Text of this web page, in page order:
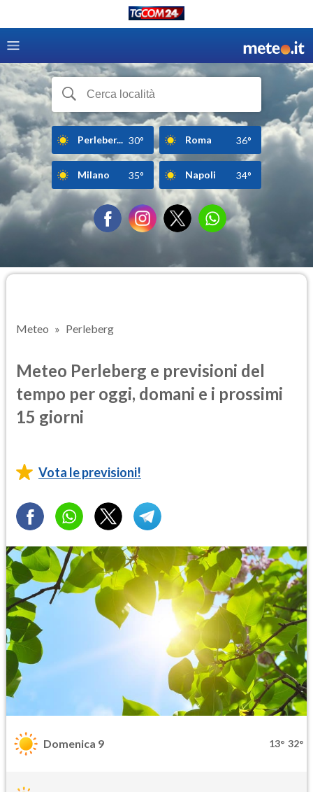
Perleber... 30° Roma 36°
Milano 35° Napoli 34°
Meteo Perleberg
Meteo Perleberg e previsioni del
tempo per oggi, domani e i prossimi
15 giorni
Vota le previsioni!
Domenica 9 13° 32°